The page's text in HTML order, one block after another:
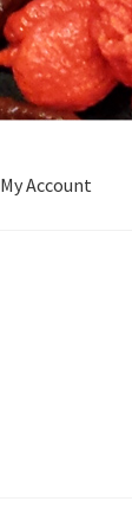
My Account